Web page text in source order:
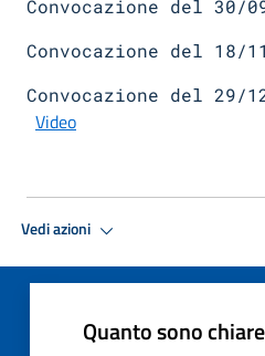
Convocazione del 30/
Convocazione del 18/
Convocazione del 29/
Video
Vedi azioni
Quanto sono